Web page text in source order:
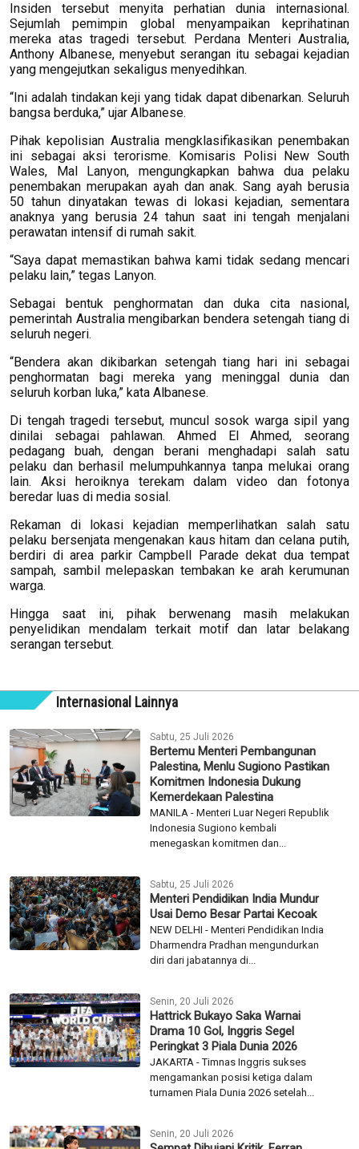
Insiden tersebut menyita perhatian dunia internasional.
Sejumlah pemimpin global menyampaikan keprihatinan
mereka atas tragedi tersebut. Perdana Menteri Australia,
Anthony Albanese, menyebut serangan itu sebagai kejadian
yang mengejutkan sekaligus menyedihkan.
“Ini adalah tindakan keji yang tidak dapat dibenarkan. Seluruh
bangsa berduka,” ujar Albanese.
Pihak kepolisian Australia mengklasifikasikan penembakan
ini sebagai aksi terorisme. Komisaris Polisi New South
Wales, Mal Lanyon, mengungkapkan bahwa dua pelaku
penembakan merupakan ayah dan anak. Sang ayah berusia
50 tahun dinyatakan tewas di lokasi kejadian, sementara
anaknya yang berusia 24 tahun saat ini tengah menjalani
perawatan intensif di rumah sakit.
“Saya dapat memastikan bahwa kami tidak sedang mencari
pelaku lain,” tegas Lanyon.
Sebagai bentuk penghormatan dan duka cita nasional,
pemerintah Australia mengibarkan bendera setengah tiang di
seluruh negeri.
“Bendera akan dikibarkan setengah tiang hari ini sebagai
penghormatan bagi mereka yang meninggal dunia dan
seluruh korban luka,” kata Albanese.
Di tengah tragedi tersebut, muncul sosok warga sipil yang
dinilai sebagai pahlawan. Ahmed El Ahmed, seorang
pedagang buah, dengan berani menghadapi salah satu
pelaku dan berhasil melumpuhkannya tanpa melukai orang
lain. Aksi heroiknya terekam dalam video dan fotonya
beredar luas di media sosial.
Rekaman di lokasi kejadian memperlihatkan salah satu
pelaku bersenjata mengenakan kaus hitam dan celana putih,
berdiri di area parkir Campbell Parade dekat dua tempat
sampah, sambil melepaskan tembakan ke arah kerumunan
warga.
Hingga saat ini, pihak berwenang masih melakukan
penyelidikan mendalam terkait motif dan latar belakang
serangan tersebut.
Internasional Lainnya
Sabtu, 25 Juli 2026
Bertemu Menteri Pembangunan
Palestina, Menlu Sugiono Pastikan
Komitmen Indonesia Dukung
Kemerdekaan Palestina
MANILA - Menteri Luar Negeri Republik
Indonesia Sugiono kembali
menegaskan komitmen dan...
Sabtu, 25 Juli 2026
Menteri Pendidikan India Mundur
Usai Demo Besar Partai Kecoak
NEW DELHI - Menteri Pendidikan India
Dharmendra Pradhan mengundurkan
diri dari jabatannya di...
Senin, 20 Juli 2026
Hattrick Bukayo Saka Warnai
Drama 10 Gol, Inggris Segel
Peringkat 3 Piala Dunia 2026
JAKARTA - Timnas Inggris sukses
mengamankan posisi ketiga dalam
turnamen Piala Dunia 2026 setelah...
Senin, 20 Juli 2026